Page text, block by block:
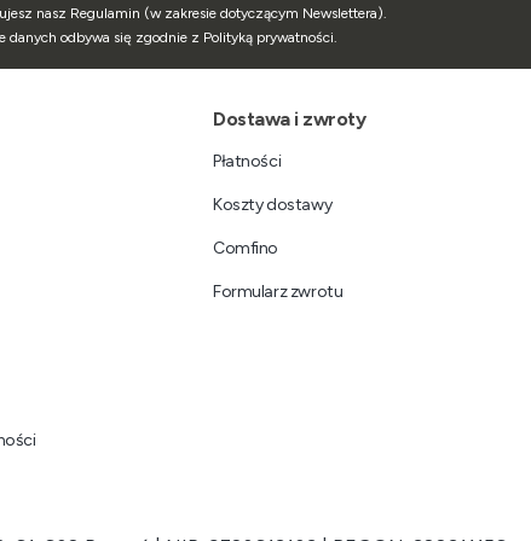
nasz Regulamin (w zakresie dotyczącym Newslettera).
danych odbywa się zgodnie z Polityką prywatności.
Dostawa i zwroty
Płatności
Koszty dostawy
Comfino
Formularz zwrotu